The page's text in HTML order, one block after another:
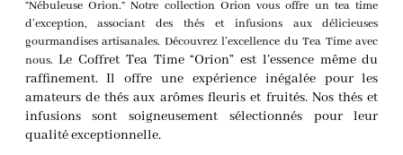
“Nébuleuse Orion.” Notre collection Orion vous offre un tea time
d’exception, associant des thés et infusions aux délicieuses
gourmandises artisanales. Découvrez l’excellence du Tea Time avec
nous.Le Coffret Tea Time “Orion” est l’essence même du
raffinement. Il offre une expérience inégalée pour les
amateurs de thés aux arômes fleuris et fruités. Nos thés et
infusions sont soigneusement sélectionnés pour leur
qualité exceptionnelle.